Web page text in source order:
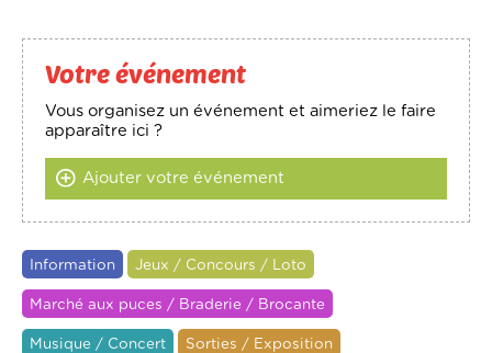
Votre événement
Vous organisez un événement et aimeriez le faire
apparaître ici ?
Ajouter votre événement
Information Jeux / Concours / Loto
Marché aux puces / Braderie / Brocante
Musique / Concert Sorties / Exposition